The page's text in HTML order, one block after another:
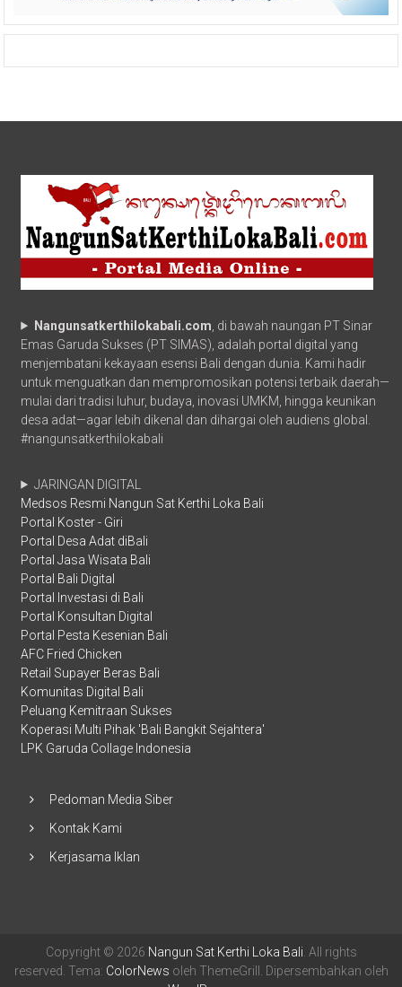
Nangunsatkerthilokabali.com , di bawah naungan PT Sinar
Emas Garuda Sukses (PT SIMAS), adalah portal digital yang
menjembatani kekayaan esensi Bali dengan dunia. Kami hadir
untuk menguatkan dan mempromosikan potensi terbaik daerah—
mulai dari tradisi luhur, budaya, inovasi UMKM, hingga keunikan
desa adat—agar lebih dikenal dan dihargai oleh audiens global.
#nangunsatkerthilokabali
JARINGAN DIGITAL
Medsos Resmi Nangun Sat Kerthi Loka Bali
Portal Koster - Giri
Portal Desa Adat diBali
Portal Jasa Wisata Bali
Portal Bali Digital
Portal Investasi di Bali
Portal Konsultan Digital
Portal Pesta Kesenian Bali
AFC Fried Chicken
Retail Supayer Beras Bali
Komunitas Digital Bali
Peluang Kemitraan Sukses
Koperasi Multi Pihak 'Bali Bangkit Sejahtera'
LPK Garuda Collage Indonesia
Pedoman Media Siber
Kontak Kami
Kerjasama Iklan
Copyright © 2026 Nangun Sat Kerthi Loka Bali . All rights
reserved. Tema: ColorNews oleh ThemeGrill. Dipersembahkan oleh